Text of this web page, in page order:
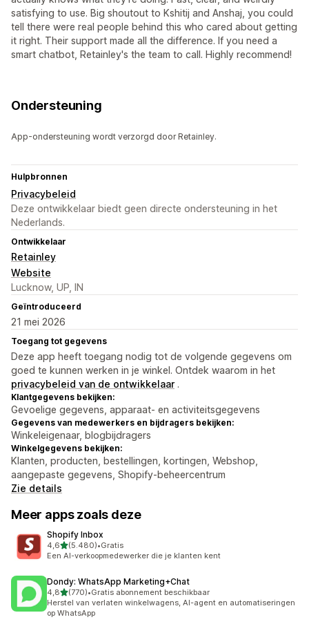
satisfying to use. Big shoutout to Kshitij and Anshaj, you could
tell there were real people behind this who cared about getting
it right. Their support made all the difference. If you need a
smart chatbot, Retainley's the team to call. Highly recommend!
Ondersteuning
App-ondersteuning wordt verzorgd door Retainley.
Hulpbronnen
Privacybeleid
Deze ontwikkelaar biedt geen directe ondersteuning in het
Nederlands.
Ontwikkelaar
Retainley
Website
Lucknow, UP, IN
Geïntroduceerd
21 mei 2026
Toegang tot gegevens
Deze app heeft toegang nodig tot de volgende gegevens om
goed te kunnen werken in je winkel. Ontdek waarom in het
privacybeleid van de ontwikkelaar .
Klantgegevens bekijken:
Gevoelige gegevens, apparaat- en activiteitsgegevens
Gegevens van medewerkers en bijdragers bekijken:
Winkeleigenaar, blogbijdragers
Winkelgegevens bekijken:
Klanten, producten, bestellingen, kortingen, Webshop,
aangepaste gegevens, Shopify-beheercentrum
Zie details
Meer apps zoals deze
Shopify Inbox
4,6van 5 sterren
(5.480)
5480 recensies in totaal
•Gratis
Een AI-verkoopmedewerker die je klanten kent
Dondy: WhatsApp Marketing+Chat
4,8van 5 sterren
(770)
770 recensies in totaal
•Gratis abonnement beschikbaar
Herstel van verlaten winkelwagens, AI-agent en automatiseringen
op WhatsApp